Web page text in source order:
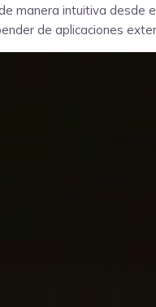
manera intuitiva desde
de aplicaciones